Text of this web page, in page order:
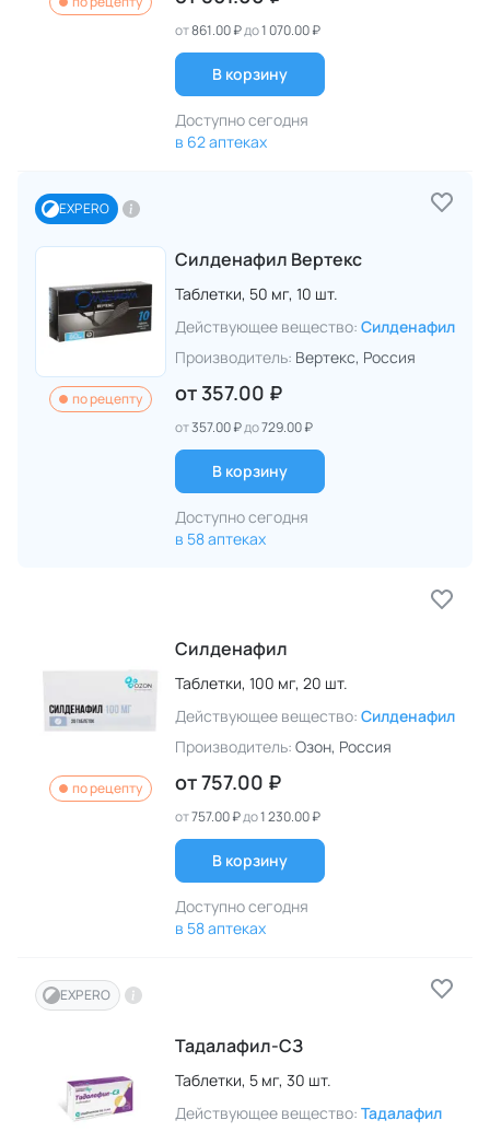
от861.00 ₽до1 070.00 ₽
В корзину
Доступно сегодня
в 62 аптеках
EXPERO
по рецепту
Силденафил Вертекс
Таблетки, 50 мг, 10 шт.
Действующее вещество: Силденафил
Производитель: Вертекс, Россия
от 357.00 ₽
от357.00 ₽до729.00 ₽
В корзину
Доступно сегодня
в 58 аптеках
по рецепту
Силденафил
Таблетки, 100 мг, 20 шт.
Действующее вещество: Силденафил
Производитель: Озон, Россия
от757.00 ₽
от757.00 ₽до1 230.00 ₽
В корзину
Доступно сегодня
в 58 аптеках
EXPERO
Тадалафил-СЗ
Таблетки, 5 мг, 30 шт.
Действующее вещество: Тадалафил